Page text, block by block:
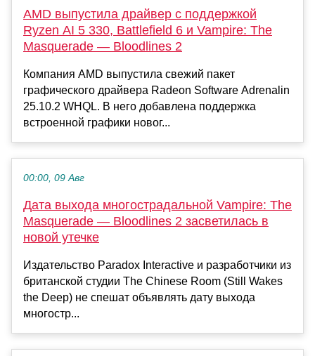
AMD выпустила драйвер с поддержкой
Ryzen AI 5 330, Battlefield 6 и Vampire: The
Masquerade — Bloodlines 2
Компания AMD выпустила свежий пакет
графического драйвера Radeon Software Adrenalin
25.10.2 WHQL. В него добавлена поддержка
встроенной графики новог...
00:00, 09 Авг
Дата выхода многострадальной Vampire: The
Masquerade — Bloodlines 2 засветилась в
новой утечке
Издательство Paradox Interactive и разработчики из
британской студии The Chinese Room (Still Wakes
the Deep) не спешат объявлять дату выхода
многостр...